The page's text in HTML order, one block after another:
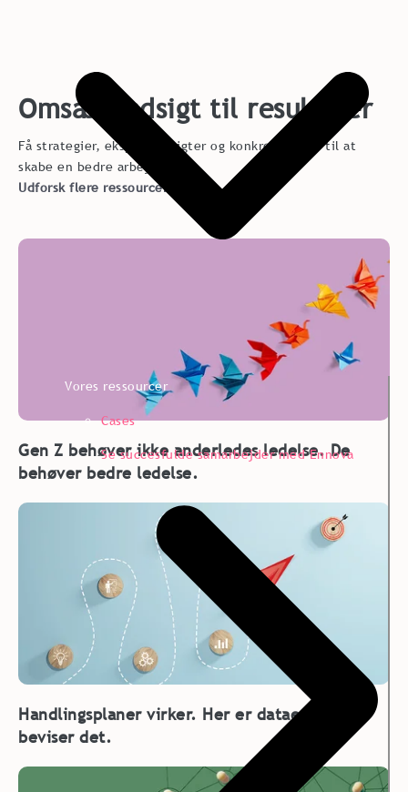
Vores ressourcer
Cases
Se succesfulde samarbejder med Ennova
Omsæt indsigt til resultater
Få strategier, ekspertindsigter og konkrete idéer til at
skabe en bedre arbejdsplads
Udforsk flere ressourcer
Gen Z behøver ikke anderledes ledelse. De
behøver bedre ledelse.
Handlingsplaner virker. Her er dataene, der
beviser det.